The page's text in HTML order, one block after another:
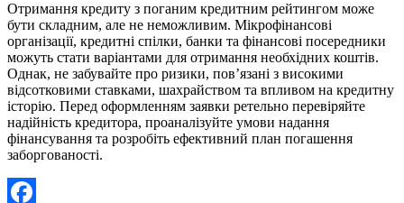
Отримання кредиту з поганим кредитним рейтингом може
бути складним, але не неможливим. Мікрофінансові
організації, кредитні спілки, банки та фінансові посередники
можуть стати варіантами для отримання необхідних коштів.
Однак, не забувайте про ризики, пов’язані з високими
відсотковими ставками, шахрайством та впливом на кредитну
історію. Перед оформленням заявки ретельно перевіряйте
надійність кредитора, проаналізуйте умови надання
фінансування та розробіть ефективний план погашення
заборгованості.